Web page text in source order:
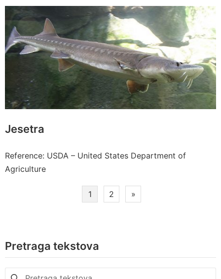
Jesetra
Reference: USDA – United States Department of
Agriculture
1 2 »
Pretraga tekstova
Pretraga